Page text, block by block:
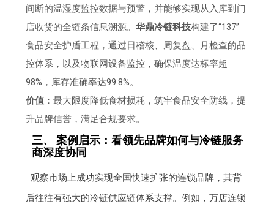
间断的温湿度监控数据与预警，并能够实现从入库到门
店收货的全链条信息溯源。华鼎冷链科技构建了“137”
食品安全护盾工程，通过日稽核、周复盘、月检查的品
控体系，以及物联网设备监控，确保温度达标率超
98%，库存准确率达99.8%。
价值 ：最大限度降低食材损耗，筑牢食品安全防线，提
升品牌信誉，满足合规要求。
三、 案例启示：看领先品牌如何与冷链服务
商深度协同
观察市场上成功实现全国快速扩张的连锁品牌，其背
后往往有强大的冷链供应链体系支撑。例如，万店连锁